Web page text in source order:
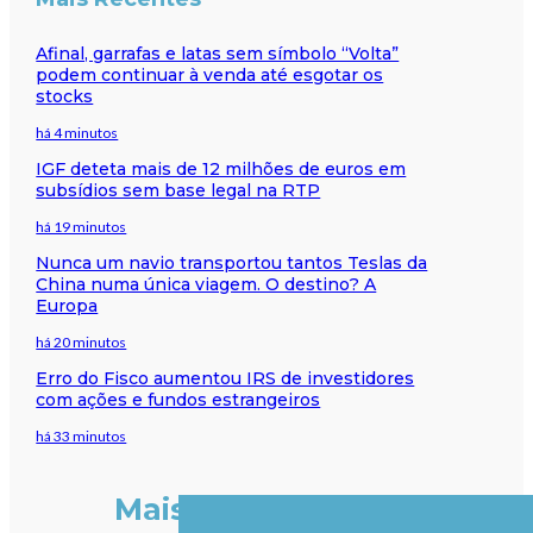
Afinal, garrafas e latas sem símbolo “Volta”
podem continuar à venda até esgotar os
stocks
há 4 minutos
IGF deteta mais de 12 milhões de euros em
subsídios sem base legal na RTP
há 19 minutos
Nunca um navio transportou tantos Teslas da
China numa única viagem. O destino? A
Europa
há 20 minutos
Erro do Fisco aumentou IRS de investidores
com ações e fundos estrangeiros
há 33 minutos
Mais